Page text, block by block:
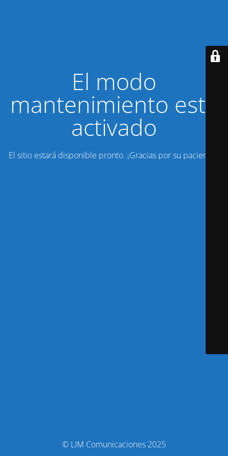
El modo
mantenimiento está
activado
El sitio estará disponible pronto. ¡Gracias por su paciencia!
© LIM Comunicaciones 2025